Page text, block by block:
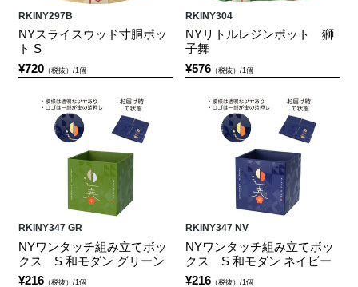
RKINY297B
NYスライスウッド寸胴ポッ
ト S
¥720（税抜）/1個
RKINY304
NYリトルレジンポット 獅
子舞
¥576（税抜）/1個
RKINY347 GR
NYワンタッチ組み立てボッ
クス S 和モダン グリーン
¥216（税抜）/1個
RKINY347 NV
NYワンタッチ組み立てボッ
クス S 和モダン ネイビー
¥216（税抜）/1個